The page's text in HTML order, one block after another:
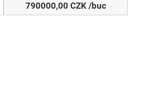
790000,00 CZK /buc